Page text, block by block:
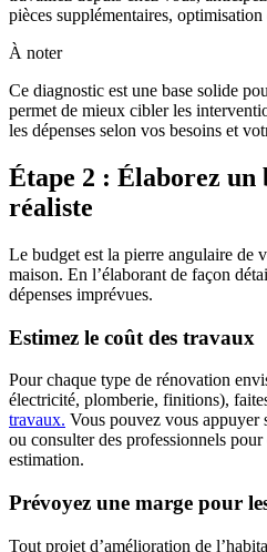
pièces supplémentaires, optimisation
À noter
Ce diagnostic est une base solide
permet de mieux cibler les
les dépenses selon vos besoins et
Étape 2 : Élaborez un
réaliste
Le budget est la pierre angulaire de
maison. En l’élaborant de façon
dépenses imprévues.
Estimez le coût des travaux
Pour chaque type de rénovation
électricité, plomberie, finitions),
travaux. Vous pouvez vous appuyer
ou consulter des professionnels
estimation.
Prévoyez une marge pour
Tout projet d’amélioration de